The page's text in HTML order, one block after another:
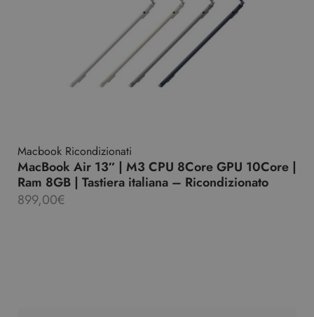
Macbook Ricondizionati
MacBook Air 13″ | M3 CPU 8Core GPU 10Core |
Ram 8GB | Tastiera italiana – Ricondizionato
899,00€